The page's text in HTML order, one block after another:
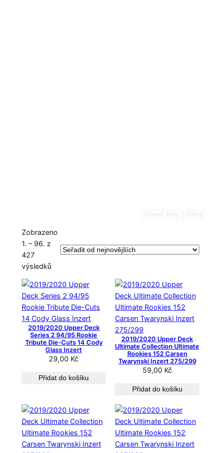
Zobrazeno
1. – 96. z
427
výsledkůS
ř
a
z
e
n
o
o
n
n
o
v
ě
2019/2020 Upper Deck
Series 2 94/95 Rookie
Tribute Die-Cuts 14 Cody
Glass Inzert
29,00 Kč
Přidat do košíku
2019/2020 Upper Deck
Ultimate Collection Ultimate
Rookies 152 Carsen
Twarynski Inzert 275/299
59,00 Kč
Přidat do košíku